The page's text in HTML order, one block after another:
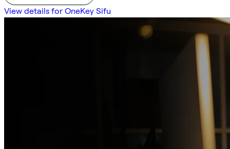
View details for OneKey Sifu